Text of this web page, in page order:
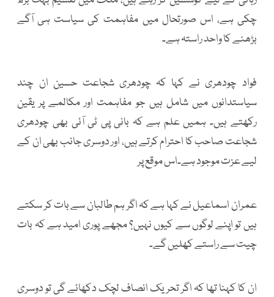
چکی ہے، اس صورتحال میں مفاہمت کی سیاست ہی آگے
بڑھنے کا واحد راستہ ہے۔
فواد چودھری نے کہا کہ چودھری شجاعت حسین ان چند
سیاستدانوں میں شامل ہیں جو مفاہمت اور مکالمے پر یقین
رکھتے ہیں۔ ہمیں علم ہے کہ بانی پی ٹی آئی بھی چودھری
شجاعت صاحب کا احترام کرتے ہیں، اور دوسری جانب بھی ان کے
لیے عزت موجود ہے۔اس موقع پر
عمران اسماعیل نے کہا ہے کہ اگر ہم طالبان سے بات کر سکتے
ہیں تو اپنے لوگوں سے کیوں نہیں؟ مجھے پوری امید ہے کہ بات
چیت سے راستے کھلیں گے۔
ان کا کہنا تھا کہ اگر تحریک انصاف لچک دکھائے گی تو دوسری